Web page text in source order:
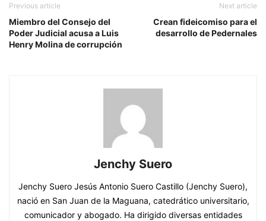
Previous article
Miembro del Consejo del
Poder Judicial acusa a Luis
Henry Molina de corrupción
Next article
Crean fideicomiso para el
desarrollo de Pedernales
Jenchy Suero
Jenchy Suero Jesús Antonio Suero Castillo (Jenchy Suero),
nació en San Juan de la Maguana, catedrático universitario,
comunicador y abogado. Ha dirigido diversas entidades